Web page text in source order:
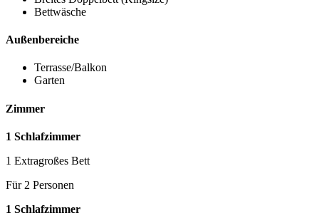
Bettwäsche
Außenbereiche
Terrasse/Balkon
Garten
Zimmer
1 Schlafzimmer
1 Extragroßes Bett
Für 2 Personen
1 Schlafzimmer